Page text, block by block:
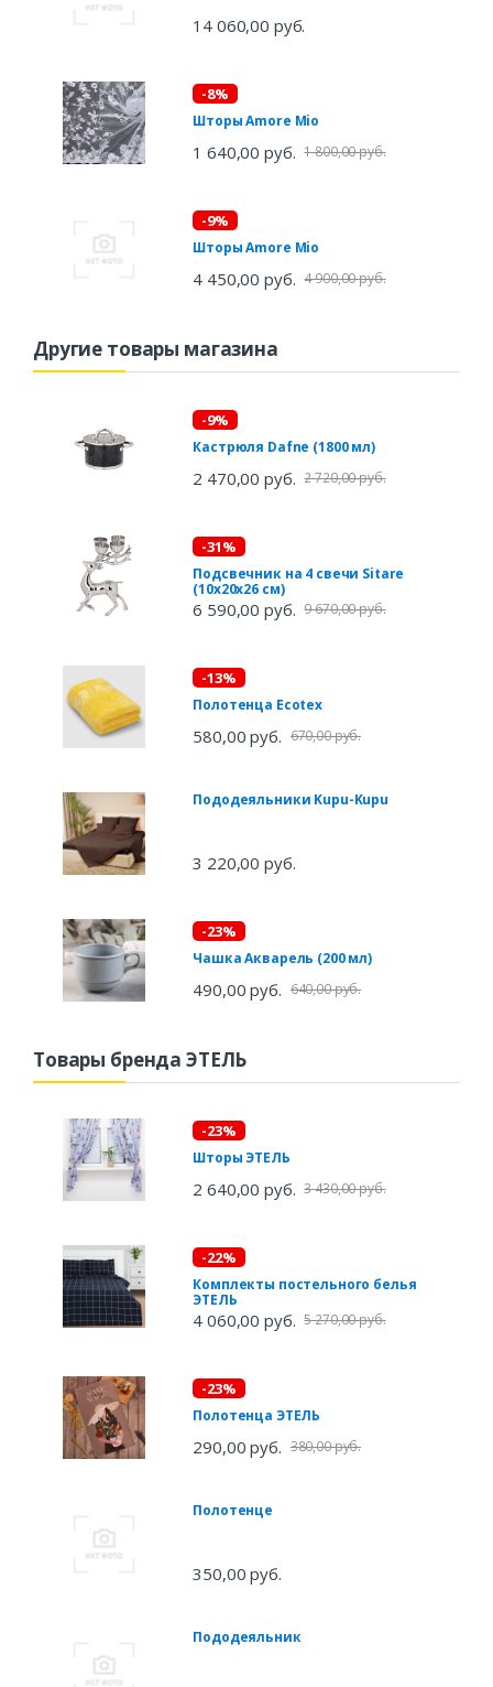
14 060,00 руб.
-8%
Шторы Amore Mio
1 640,00 руб. 1 800,00 руб.
-9%
Шторы Amore Mio
4 450,00 руб. 4 900,00 руб.
Другие товары магазина
-9%
Кастрюля Dafne (1800 мл)
2 470,00 руб. 2 720,00 руб.
-31%
Подсвечник на 4 свечи Sitare
(10х20х26 см)
6 590,00 руб. 9 670,00 руб.
-13%
Полотенца Ecotex
580,00 руб. 670,00 руб.
Пододеяльники Kupu-Kupu
3 220,00 руб.
-23%
Чашка Акварель (200 мл)
490,00 руб. 640,00 руб.
Товары бренда ЭТЕЛЬ
-23%
Шторы ЭТЕЛЬ
2 640,00 руб. 3 430,00 руб.
-22%
Комплекты постельного белья
ЭТЕЛЬ
4 060,00 руб. 5 270,00 руб.
-23%
Полотенца ЭТЕЛЬ
290,00 руб. 380,00 руб.
Полотенце
350,00 руб.
Пододеяльник